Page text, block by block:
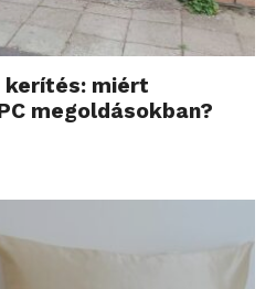
kerítés: miért
megoldásokban?